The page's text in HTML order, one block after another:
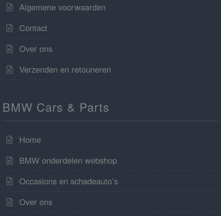
Algemene voorwaarden
Contact
Over ons
Verzenden en retouneren
BMW Cars & Parts
Home
BMW onderdelen webshop
Occasions en schadeauto’s
Over ons